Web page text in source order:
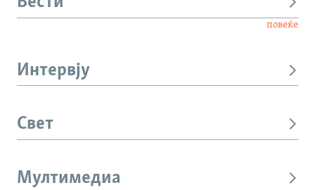
повеќе
Интервју
Свет
Мултимедиа